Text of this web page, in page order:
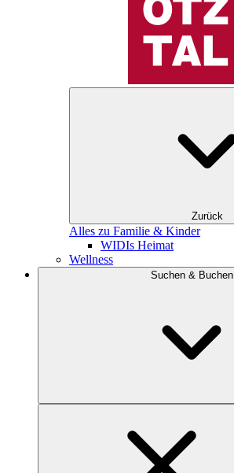
Zurück
Alles zu Familie & Kinder
WIDIs Heimat
Wellness
Suchen & Buchen